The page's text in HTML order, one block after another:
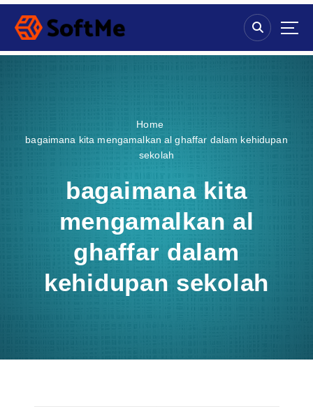
S
p
Home
bagaimana kita mengamalkan al ghaffar dalam kehidupan
sekolah
bagaimana kita
mengamalkan al
ghaffar dalam
kehidupan sekolah